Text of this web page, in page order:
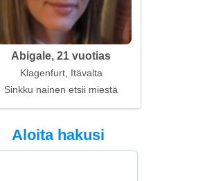
Abigale, 21 vuotias
Klagenfurt, Itävalta
Sinkku nainen etsii miestä
Aloita hakusi